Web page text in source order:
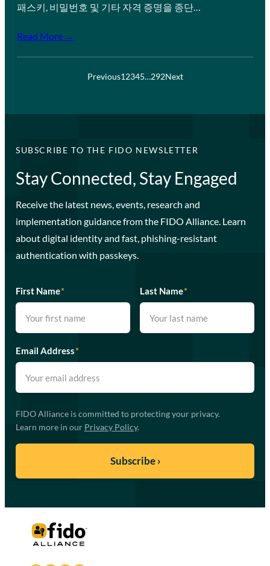
패스키, 비밀번호 및 기타 자격 증명을 종단…
Read More →
Previous12345…292Next
SUBSCRIBE TO THE FIDO NEWSLETTER
Stay Connected, Stay Engaged
Receive the latest news, events, research and
implementation guidance from the FIDO Alliance. Learn
about digital identity and fast, phishing-resistant
authentication with passkeys.
First Name* Last Name*
Email Address*
FIDO Alliance is committed to protecting your privacy.
Learn more in our Privacy Policy.